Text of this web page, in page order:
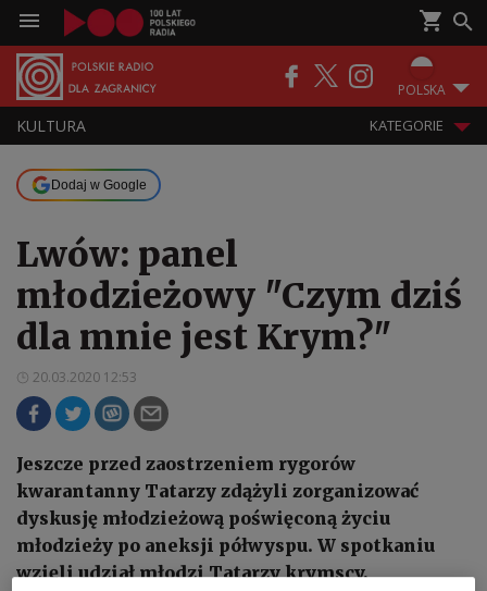
POLSKA
KULTURA KATEGORIE
Dodaj w Google
Lwów: panel
młodzieżowy "Czym dziś
dla mnie jest Krym?"
20.03.2020 12:53
Jeszcze przed zaostrzeniem rygorów
kwarantanny Tatarzy zdążyli zorganizować
dyskusję młodzieżową poświęconą życiu
młodzieży po aneksji półwyspu. W spotkaniu
wzięli udział młodzi Tatarzy krymscy,